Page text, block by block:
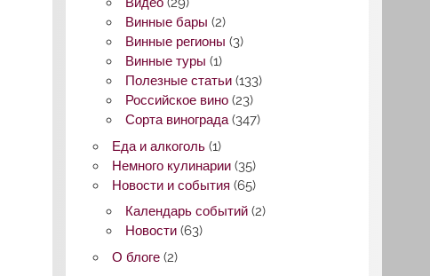
Винные бары (2)
Винные регионы (3)
Винные туры (1)
Полезные статьи (133)
Российское вино (23)
Сорта винограда(347)
Еда и алкоголь (1)
Немного кулинарии (35)
Новости и события (65)
Календарь событий (2)
Новости (63)
О блоге (2)